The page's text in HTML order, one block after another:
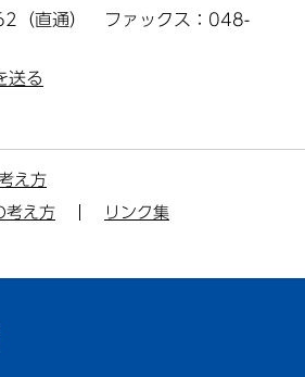
（直通） ファックス：048-
送る
え方
考え方
リンク集